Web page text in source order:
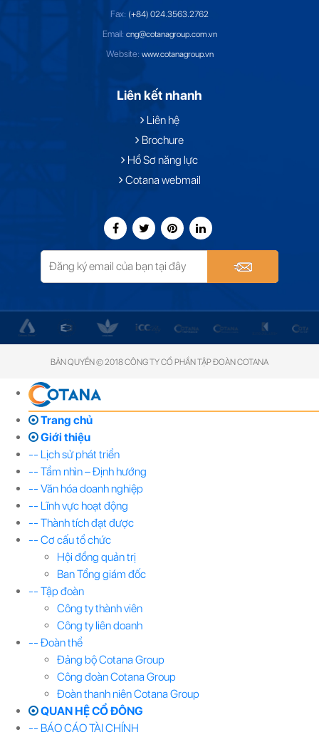
Fax: (+84) 024.3563.2762
Email: cng@cotanagroup.com.vn
Website: www.cotanagroup.vn
Liên kết nhanh
Liên hệ
Brochure
Hồ Sơ năng lực
Cotana webmail
BẢN QUYỀN © 2018 CÔNG TY CỔ PHẦN TẬP ĐOÀN COTANA
Trang chủ
Giới thiệu
-- Lịch sử phát triển
-- Tầm nhìn – Định hướng
-- Văn hóa doanh nghiệp
-- Lĩnh vực hoạt động
-- Thành tích đạt được
-- Cơ cấu tổ chức
Hội đồng quản trị
Ban Tổng giám đốc
-- Tập đoàn
Công ty thành viên
Công ty liên doanh
-- Đoàn thể
Đảng bộ Cotana Group
Công đoàn Cotana Group
Đoàn thanh niên Cotana Group
QUAN HỆ CỔ ĐÔNG
-- BÁO CÁO TÀI CHÍNH